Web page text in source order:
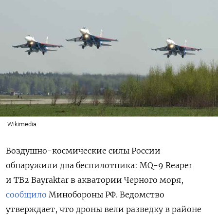
Wikimedia
Воздушно-космические силы России
обнаружили два беспилотника: MQ-9 Reaper
и TB2 Bayraktar в акватории Черного моря,
сообщило Минобороны РФ. Ведомство
утверждает, что дроны вели разведку в районе